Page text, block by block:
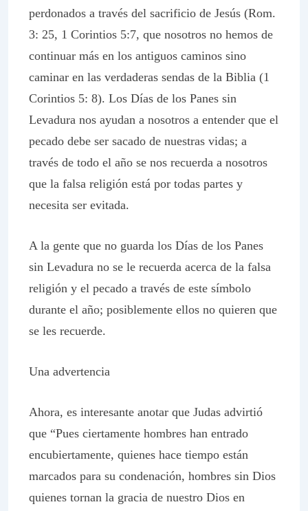
perdonados a través del sacrificio de Jesús (Rom.
3: 25, 1 Corintios 5:7, que nosotros no hemos de
continuar más en los antiguos caminos sino
caminar en las verdaderas sendas de la Biblia (1
Corintios 5: 8). Los Días de los Panes sin
Levadura nos ayudan a nosotros a entender que el
pecado debe ser sacado de nuestras vidas; a
través de todo el año se nos recuerda a nosotros
que la falsa religión está por todas partes y
necesita ser evitada.
A la gente que no guarda los Días de los Panes
sin Levadura no se le recuerda acerca de la falsa
religión y el pecado a través de este símbolo
durante el año; posiblemente ellos no quieren que
se les recuerde.
Una advertencia
Ahora, es interesante anotar que Judas advirtió
que “Pues ciertamente hombres han entrado
encubiertamente, quienes hace tiempo están
marcados para su condenación, hombres sin Dios
quienes tornan la gracia de nuestro Dios en